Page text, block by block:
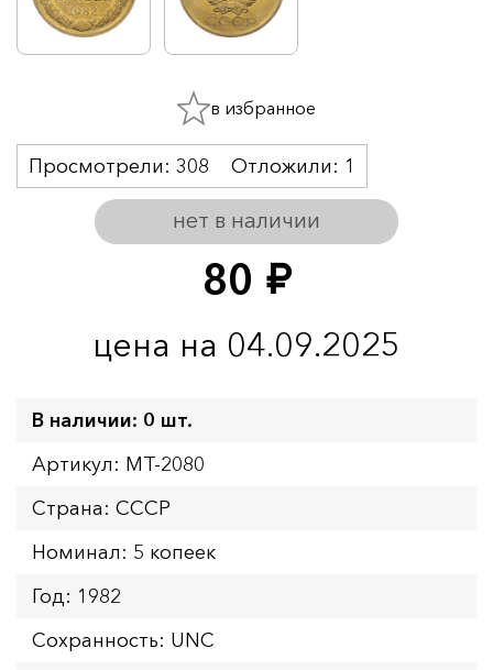
80 руб.
цена на 04.09.2025
нет в наличии
Просмотрели: 308 Отложили: 1
в избранное
В наличии: 0 шт.
Артикул: MT-2080
Страна: СССР
Номинал: 5 копеек
Год: 1982
Сохранность: UNC